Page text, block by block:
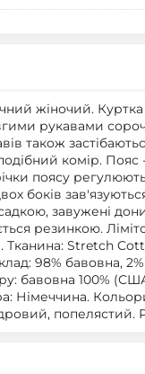
жіночий. Куртка
рукавами
також
комір. Пояс -
поясу
боків
завужені
резинкою.
Тканина: Stretch
98% бавовна,
бавовна 100%
Німеччина.
попелястий.